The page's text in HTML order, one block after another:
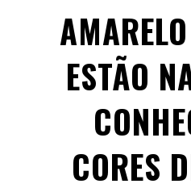
ESTÃO
CORES